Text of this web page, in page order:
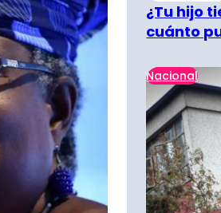
¿Tu hijo
cuánto
Nacional